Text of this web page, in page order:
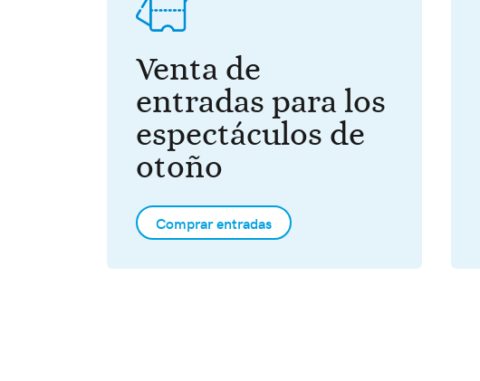
Venta de
entradas para los
espectáculos de
otoño
Comprar entradas